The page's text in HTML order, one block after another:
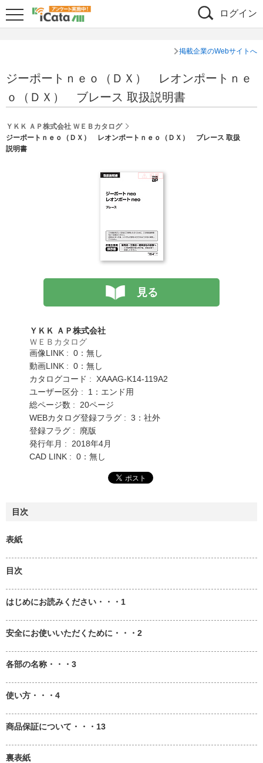
ログイン
掲載企業のWebサイトへ
ジーポートｎｅｏ（ＤＸ） レオンポートｎｅ
ｏ（ＤＸ） ブレース 取扱説明書
ＹＫＫ ＡＰ株式会社 ＷＥＢカタログ
ジーポートｎｅｏ（ＤＸ） レオンポートｎｅｏ（ＤＸ） ブレース 取扱
説明書
見る
ＹＫＫ ＡＰ株式会社
ＷＥＢカタログ
画像LINK : 0：無し
動画LINK : 0：無し
カタログコード : XAAAG-K14-119A2
ユーザー区分 : 1：エンド用
総ページ数 : 20ページ
WEBカタログ登録フラグ : 3：社外
登録フラグ : 廃版
発行年月 : 2018年4月
CAD LINK : 0：無し
目次
表紙
目次
はじめにお読みください・・・1
安全にお使いいただくために・・・2
各部の名称・・・3
使い方・・・4
商品保証について・・・13
裏表紙